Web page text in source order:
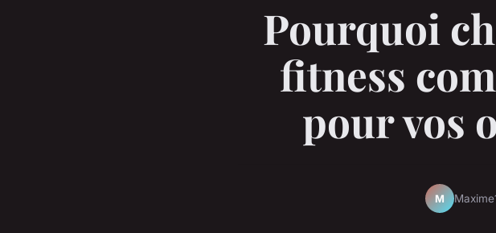
Pourquoi
fitness
pour vos
M Maxime